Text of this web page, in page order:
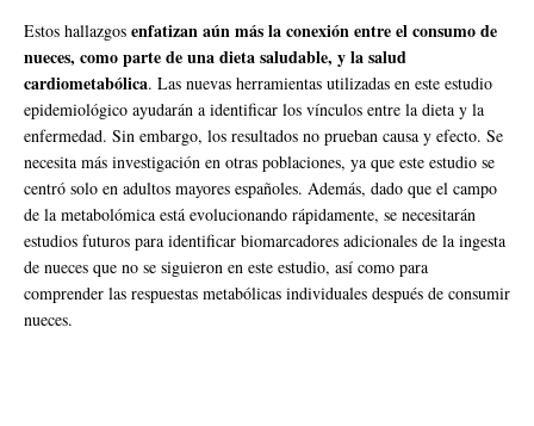
Estos hallazgos enfatizan aún más la conexión entre el consumo de
nueces, como parte de una dieta saludable, y la salud
cardiometabólica. Las nuevas herramientas utilizadas en este estudio
epidemiológico ayudarán a identificar los vínculos entre la dieta y la
enfermedad. Sin embargo, los resultados no prueban causa y efecto. Se
necesita más investigación en otras poblaciones, ya que este estudio se
centró solo en adultos mayores españoles. Además, dado que el campo
de la metabolómica está evolucionando rápidamente, se necesitarán
estudios futuros para identificar biomarcadores adicionales de la ingesta
de nueces que no se siguieron en este estudio, así como para
comprender las respuestas metabólicas individuales después de consumir
nueces.